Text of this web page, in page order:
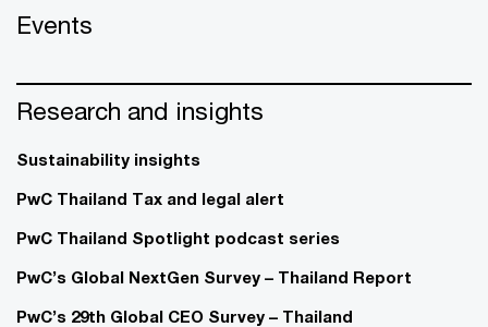
Events
Research and insights
Sustainability insights
PwC Thailand Tax and legal alert
PwC Thailand Spotlight podcast series
PwC’s Global NextGen Survey – Thailand Report
PwC’s 29th Global CEO Survey – Thailand